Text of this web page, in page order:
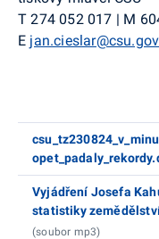
T 274 052 017 | M
E
Vyjádření Josefa
statistiky
(soubor mp3)